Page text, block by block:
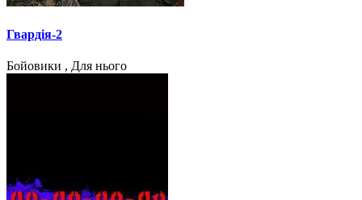
Гвардія-2
Бойовики , Для нього